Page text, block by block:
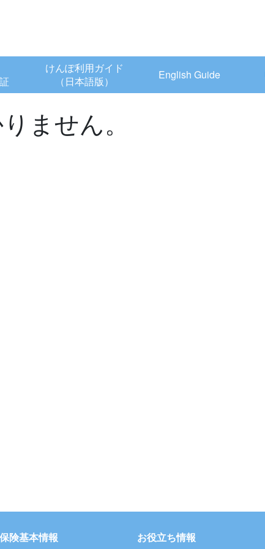
けんぽ利用ガイド
（日本語版）
English Guide
ません。
険基本情報 お役立ち情報